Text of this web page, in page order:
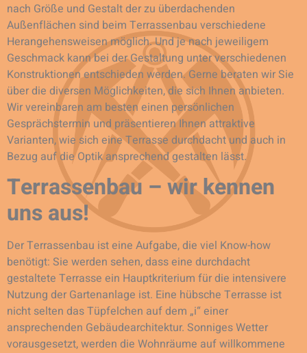
nach Größe und Gestalt der zu überdachenden
Außenflächen sind beim Terrassenbau verschiedene
Herangehensweisen möglich. Und je nach jeweiligem
Geschmack kann bei der Gestaltung unter verschiedenen
Konstruktionen entschieden werden. Gerne beraten wir Sie
über die diversen Möglichkeiten, die sich Ihnen anbieten.
Wir vereinbaren am besten einen persönlichen
Gesprächstermin und präsentieren Ihnen attraktive
Varianten, wie sich eine Terrasse durchdacht und auch in
Bezug auf die Optik ansprechend gestalten lässt.
Terrassenbau – wir kennen
uns aus!
Der Terrassenbau ist eine Aufgabe, die viel Know-how
benötigt: Sie werden sehen, dass eine durchdacht
gestaltete Terrasse ein Hauptkriterium für die intensivere
Nutzung der Gartenanlage ist. Eine hübsche Terrasse ist
nicht selten das Tüpfelchen auf dem „i“ einer
ansprechenden Gebäudearchitektur. Sonniges Wetter
vorausgesetzt, werden die Wohnräume auf willkommene